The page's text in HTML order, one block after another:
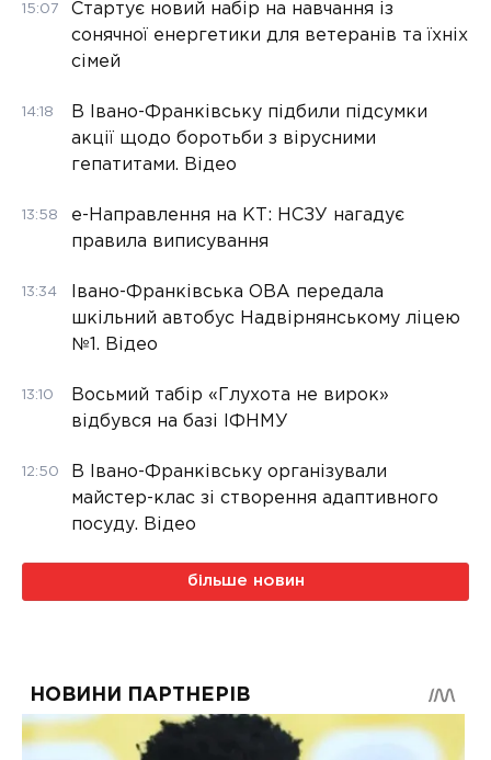
15:07
Стартує новий набір на навчання із
сонячної енергетики для ветеранів та їхніх
сімей
14:18
В Івано-Франківську підбили підсумки
акції щодо боротьби з вірусними
гепатитами. Відео
13:58
е-Направлення на КТ: НСЗУ нагадує
правила виписування
13:34
Івано-Франківська ОВА передала
шкільний автобус Надвірнянському ліцею
№1. Відео
13:10
Восьмий табір «Глухота не вирок»
відбувся на базі ІФНМУ
12:50
В Івано-Франківську організували
майстер-клас зі створення адаптивного
посуду. Відео
більше новин